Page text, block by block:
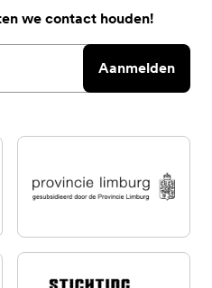
we contact houden!
Aanmelden